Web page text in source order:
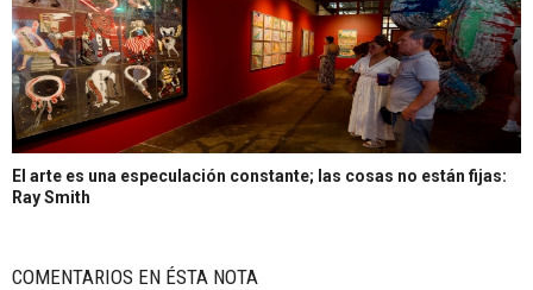
El arte es una especulación constante; las cosas no están fijas:
Ray Smith
COMENTARIOS EN ÉSTA NOTA